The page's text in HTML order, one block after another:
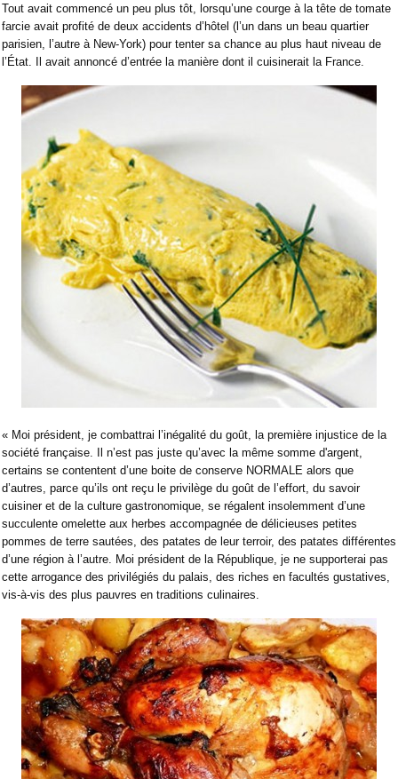
Tout avait commencé un peu plus tôt, lorsqu’une courge à la tête de tomate
farcie avait profité de deux accidents d’hôtel (l’un dans un beau quartier
parisien, l’autre à New-York) pour tenter sa chance au plus haut niveau de
l’État. Il avait annoncé d’entrée la manière dont il cuisinerait la France.
« Moi président, je combattrai l’inégalité du goût, la première injustice de la
société française. Il n’est pas juste qu’avec la même somme d'argent,
certains se contentent d’une boite de conserve NORMALE alors que
d’autres, parce qu’ils ont reçu le privilège du goût de l’effort, du savoir
cuisiner et de la culture gastronomique, se régalent insolemment d’une
succulente omelette aux herbes accompagnée de délicieuses petites
pommes de terre sautées, des patates de leur terroir, des patates différentes
d’une région à l’autre. Moi président de la République, je ne supporterai pas
cette arrogance des privilégiés du palais, des riches en facultés gustatives,
vis-à-vis des plus pauvres en traditions culinaires.